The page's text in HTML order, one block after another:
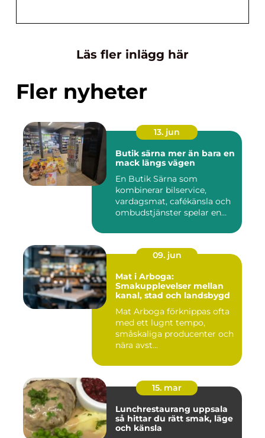
Läs fler inlägg här
Fler nyheter
13. jun
Butik särna mer än bara en
mack längs vägen
En Butik Särna som
kombinerar bilservice,
vardagsmat, cafékänsla och
ombudstjänster spelar en
09. jun
Mat i Arboga:
Smakupplevelser mellan
kanal, stad och landsbygd
Mat Arboga förknippas ofta
med ett lugnt tempo,
småskaliga producenter och
nära avst...
15. mar
Lunchrestaurang uppsala
så hittar du rätt smak, läge
och känsla